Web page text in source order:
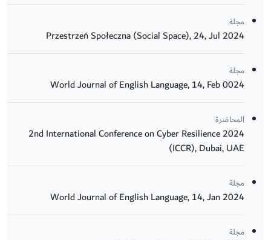
مجلة
Przestrzeń Społeczna (Social Space), 24, Jul 2024
مجلة
World Journal of English Language, 14, Feb 0024
المحاضرة
2024 2nd International Conference on Cyber Resilience
(ICCR), Dubai, UAE
مجلة
World Journal of English Language, 14, Jan 2024
مجلة